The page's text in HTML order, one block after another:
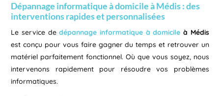
Dépannage informatique à domicile à Médis : des
interventions rapides et personnalisées
Le service dedépannage informatique à domicile à Médis
est conçu pour vous faire gagner du temps et retrouver un
matériel parfaitement fonctionnel. Où que vous soyez, nous
intervenons rapidement pour résoudre vos problèmes
informatiques.